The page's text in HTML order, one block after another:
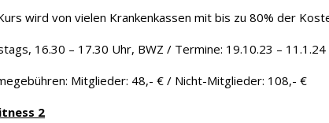
wird von vielen Krankenkassen mit bis zu 80% der
16.30 – 17.30 Uhr, BWZ / Termine: 19.10.23 – 11.1.24
Mitglieder: 48,- € / Nicht-Mitglieder: 108,- €
2